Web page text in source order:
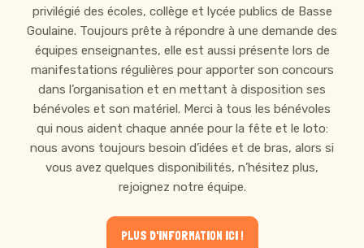
privilégié des écoles, collège et lycée publics de Basse
Goulaine. Toujours prête à répondre à une demande des
équipes enseignantes, elle est aussi présente lors de
manifestations régulières pour apporter son concours
dans l’organisation et en mettant à disposition ses
bénévoles et son matériel. Merci à tous les bénévoles
qui nous aident chaque année pour la fête et le loto:
nous avons toujours besoin d’idées et de bras, alors si
vous avez quelques disponibilités, n’hésitez plus,
rejoignez notre équipe.
PLUS D'INFORMATION ICI !